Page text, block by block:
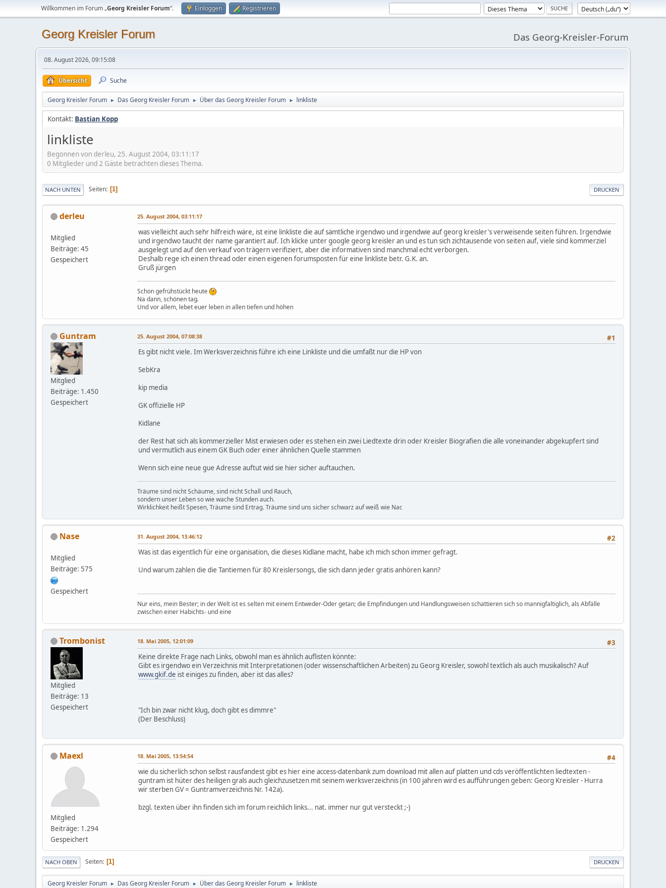
Willkommen im Forum „Georg Kreisler Forum“. Einloggen Registrieren
Georg Kreisler Forum Das Georg-Kreisler-Forum
08. August 2026, 09:15:08
Übersicht Suche
Georg Kreisler Forum ► Das Georg Kreisler Forum ► Über das Georg Kreisler Forum ► linkliste
Kontakt: Bastian Kopp
linkliste
Begonnen von derleu, 25. August 2004, 03:11:17
0 Mitglieder und 2 Gäste betrachten dieses Thema.
DRUCKEN
NACH UNTEN Seiten 1
derleu
Mitglied
Beiträge: 45
Gespeichert
25. August 2004, 03:11:17
was vielleicht auch sehr hilfreich wäre, ist eine linkliste die auf sämtliche irgendwo und irgendwie auf georg kreisler's verweisende seiten führen. Irgendwie
und irgendwo taucht der name garantiert auf. Ich klicke unter google georg kreisler an und es tun sich zichtausende von seiten auf, viele sind kommerziel
ausgelegt und auf den verkauf von trägern verifiziert, aber die informativen sind manchmal echt verborgen.
Deshalb rege ich einen thread oder einen eigenen forumsposten für eine linkliste betr. G.K. an.
Gruß jürgen
Schon gefrühstückt heute
Na dann, schönen tag.
Und vor allem, lebet euer leben in allen tiefen und höhen
Guntram
Mitglied
Beiträge: 1.450
Gespeichert
#1
25. August 2004, 07:08:38
Es gibt nicht viele. Im Werksverzeichnis führe ich eine Linkliste und die umfaßt nur die HP von
SebKra
kip media
GK offizielle HP
Kidlane
der Rest hat sich als kommerzieller Mist erwiesen oder es stehen ein zwei Liedtexte drin oder Kreisler Biografien die alle voneinander abgekupfert sind
und vermutlich aus einem GK Buch oder einer ähnlichen Quelle stammen
Wenn sich eine neue gue Adresse auftut wid sie hier sicher auftauchen.
Träume sind nicht Schäume, sind nicht Schall und Rauch,
sondern unser Leben so wie wache Stunden auch.
Wirklichkeit heißt Spesen, Träume sind Ertrag. Träume sind uns sicher schwarz auf weiß wie Nac
Nase
Mitglied
Beiträge: 575
Gespeichert
#2
31. August 2004, 13:46:12
Was ist das eigentlich für eine organisation, die dieses Kidlane macht, habe ich mich schon immer gefragt.
Und warum zahlen die die Tantiemen für 80 Kreislersongs, die sich dann jeder gratis anhören kann?
Nur eins, mein Bester; in der Welt ist es selten mit einem Entweder-Oder getan; die Empfindungen und Handlungsweisen schattieren sich so mannigfaltiglich, als Abfälle
zwischen einer Habichts- und eine
Trombonist
Mitglied
Beiträge: 13
Gespeichert
#3
18. Mai 2005, 12:01:09
Keine direkte Frage nach Links, obwohl man es ähnlich auflisten könnte:
Gibt es irgendwo ein Verzeichnis mit Interpretationen (oder wissenschaftlichen Arbeiten) zu Georg Kreisler, sowohl textlich als auch musikalisch? Auf
www.gkif.de ist einiges zu finden, aber ist das alles?
"Ich bin zwar nicht klug, doch gibt es dimmre"
(Der Beschluss)
Maexl
Mitglied
Beiträge: 1.294
Gespeichert
#4
18. Mai 2005, 13:54:54
wie du sicherlich schon selbst rausfandest gibt es hier eine access-datenbank zum download mit allen auf platten und cds veröffentlichten liedtexten -
guntram ist hüter des heiligen grals auch gleichzusetzen mit seinem werksverzeichnis (in 100 jahren wird es aufführungen geben: Georg Kreisler - Hurra
wir sterben GV = Guntramverzeichnis Nr. 142a).
bzgl. texten über ihn finden sich im forum reichlich links... nat. immer nur gut versteckt ;-)
DRUCKEN
NACH OBEN Seiten 1
Georg Kreisler Forum ► Das Georg Kreisler Forum ► Über das Georg Kreisler Forum ► linkliste